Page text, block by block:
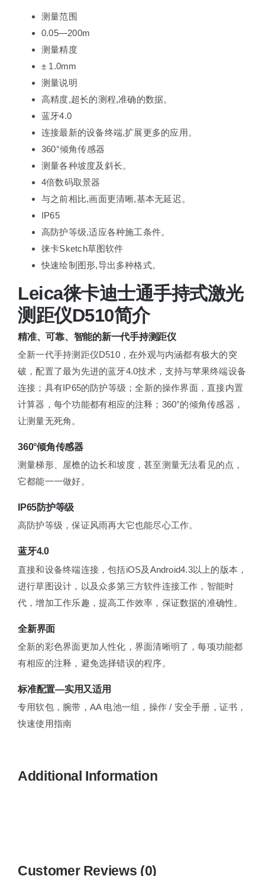
测量范围
0.05—200m
测量精度
± 1.0mm
测量说明
高精度,超长的测程,准确的数据。
蓝牙4.0
连接最新的设备终端,扩展更多的应用。
360°倾角传感器
测量各种坡度及斜长。
4倍数码取景器
与之前相比,画面更清晰,基本无延迟。
IP65
高防护等级,适应各种施工条件。
徕卡Sketch草图软件
快速绘制图形,导出多种格式。
Leica徕卡迪士通手持式激光
测距仪D510简介
精准、可靠、智能的新一代手持测距仪
全新一代手持测距仪D510，在外观与内涵都有极大的突
破，配置了最为先进的蓝牙4.0技术，支持与苹果终端设备
连接；具有IP65的防护等级；全新的操作界面，直接内置
计算器，每个功能都有相应的注释；360°的倾角传感器，
让测量无死角。
360°倾角传感器
测量梯形、屋檐的边长和坡度，甚至测量无法看见的点，
它都能一一做好。
IP65防护等级
高防护等级，保证风雨再大它也能尽心工作。
蓝牙4.0
直接和设备终端连接，包括iOS及Android4.3以上的版本，
进行草图设计，以及众多第三方软件连接工作，智能时
代，增加工作乐趣，提高工作效率，保证数据的准确性。
全新界面
全新的彩色界面更加人性化，界面清晰明了，每项功能都
有相应的注释，避免选择错误的程序。
标准配置—实用又适用
专用软包，腕带，AA 电池一组，操作 / 安全手册，证书，
快速使用指南
Additional Information
Customer Reviews (0)